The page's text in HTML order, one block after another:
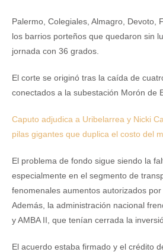
Palermo, Colegiales, Almagro, Devoto,
los barrios porteños que quedaron sin
jornada con 36 grados.
El corte se originó tras la caída de
conectados a la subestación Morón de
Caputo adjudica a Uribelarrea y Nicki
pilas gigantes que duplica el costo del
El problema de fondo sigue siendo la
especialmente en el segmento de
fenomenales aumentos autorizados por
Además, la administración nacional
y AMBA II, que tenían cerrada la
El acuerdo estaba firmado y el crédito